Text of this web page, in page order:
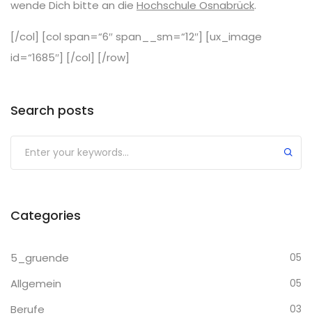
wende Dich bitte an die Hochschule Osnabrück.
[/col] [col span=“6″ span__sm=“12″] [ux_image
id=“1685″] [/col] [/row]
Search posts
Categories
5_gruende 05
Allgemein 05
Berufe 03